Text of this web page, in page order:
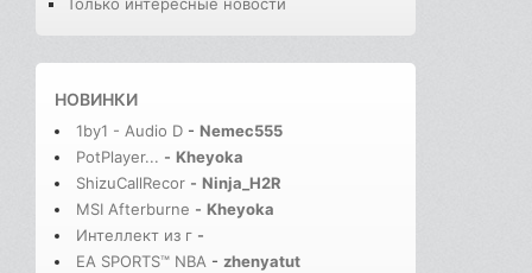
Только интересные новости
НОВИНКИ
1by1 - Audio D - Nemec555
PotPlayer... - Kheyoka
ShizuCallRecor - Ninja_H2R
MSI Afterburne - Kheyoka
Интеллект из г -
EA SPORTS™ NBA - zhenyatut